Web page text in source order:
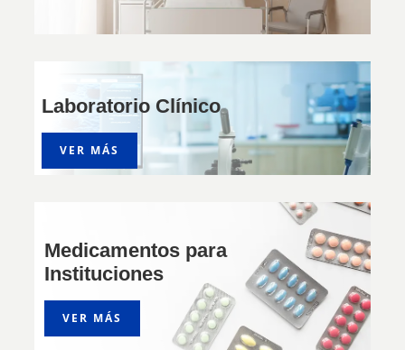
Laboratorio Clínico
VER MÁS
Medicamentos para
Instituciones
VER MÁS